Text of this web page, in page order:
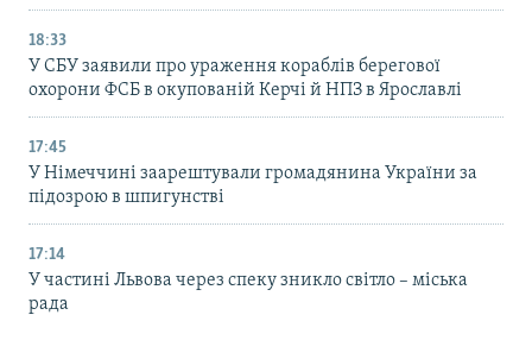
18:33
У СБУ заявили про ураження кораблів берегової
охорони ФСБ в окупованій Керчі й НПЗ в Ярославлі
17:45
У Німеччині заарештували громадянина України за
підозрою в шпигунстві
17:14
У частині Львова через спеку зникло світло – міська
рада